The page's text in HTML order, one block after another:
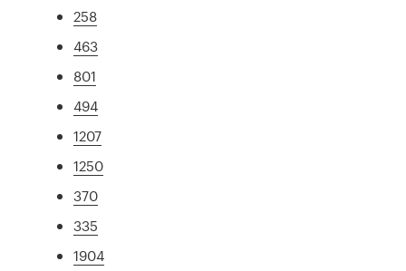
258
463
801
494
1207
1250
370
335
1904